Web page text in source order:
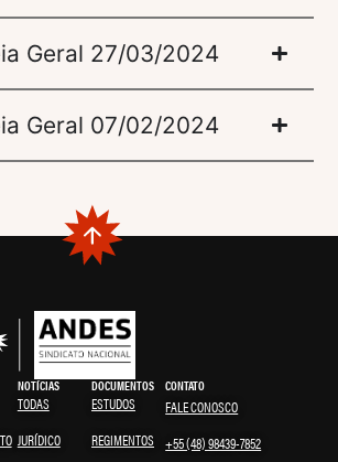
Geral 27/03/2024
Geral 07/02/2024
NOTÍCIAS
TODAS
JURÍDICO
DOCUMENTOS
ESTUDOS
REGIMENTOS
CONTATO
FALE CONOSCO
+55 (48) 98439-7852